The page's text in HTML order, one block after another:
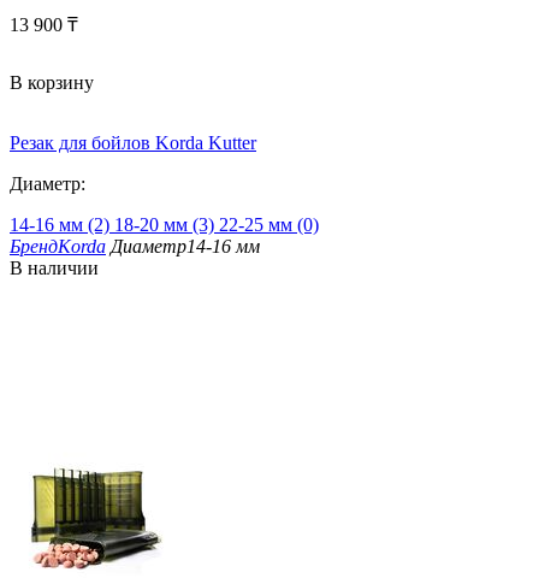
13 900 ₸
В корзину
Резак для бойлов Korda Kutter
Диаметр:
14-16 мм (2) 18-20 мм (3) 22-25 мм (0)
БрендKorda Диаметр14-16 мм
В наличии